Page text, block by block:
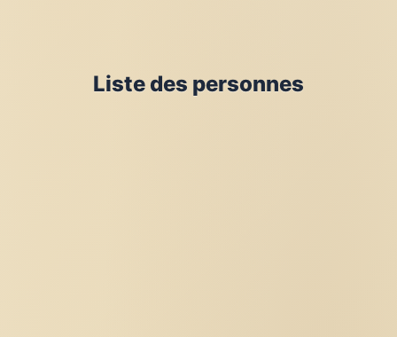
Liste des personnes